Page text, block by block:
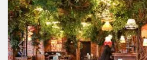
Précédent